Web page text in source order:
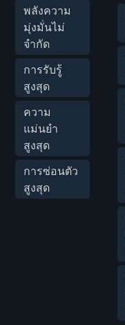
พลังความ
มุ่งมั่นไม่
จำกัด
การรับรู้
สูงสุด
ความ
แม่นยำ
สูงสุด
การซ่อนตัว
สูงสุด